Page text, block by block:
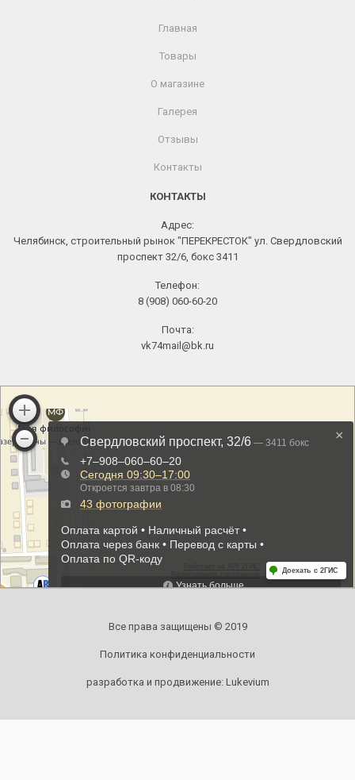
Главная
Товары
О магазине
Галерея
Отзывы
Контакты
КОНТАКТЫ
Адрес:
Челябинск, строительный рынок "ПЕРЕКРЕСТОК" ул. Свердловский
проспект 32/6, бокс 3411
Телефон:
8 (908) 060-60-20
Почта:
vk74mail@bk.ru
Все права защищены © 2019
Политика конфиденциальности
разработка и продвижение: Lukevium